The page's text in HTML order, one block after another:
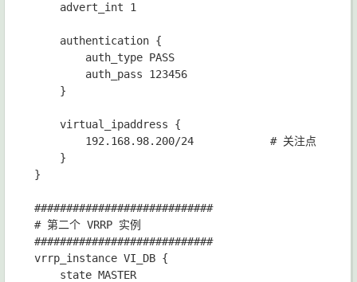
    advert_int 1
    authentication {
        auth_type PASS
        auth_pass 123456
    }
    virtual_ipaddress {
        192.168.98.200/24            # 关注点
    }
}
############################
# 第二个 VRRP 实例
############################
vrrp_instance VI_DB {
    state MASTER